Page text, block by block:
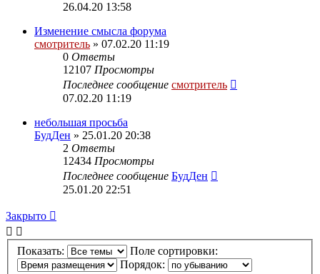
26.04.20 13:58
Изменение смысла форума
смотритель » 07.02.20 11:19
0 Ответы
12107 Просмотры
Последнее сообщение смотритель
07.02.20 11:19
небольшая просьба
БудДен » 25.01.20 20:38
2 Ответы
12434 Просмотры
Последнее сообщение БудДен
25.01.20 22:51
Закрыто
Показать:
Поле сортировки:
Порядок: